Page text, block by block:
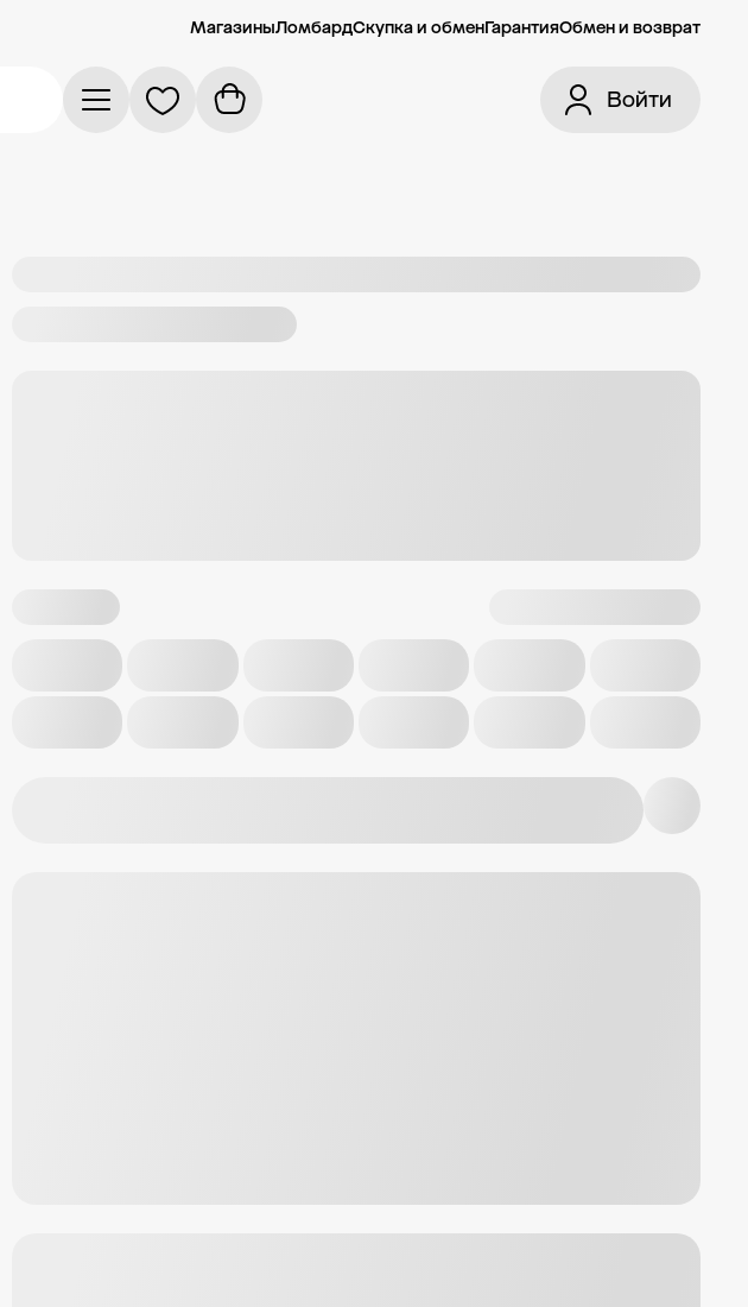
МагазиныЛомбардСкупка и обменГарантияОбмен и возврат
Войти